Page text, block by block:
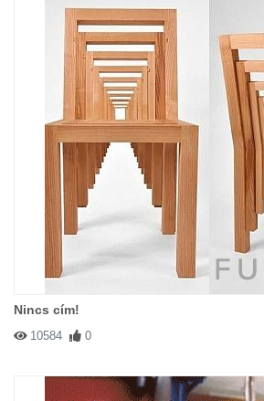
Nincs cím!
10584 0